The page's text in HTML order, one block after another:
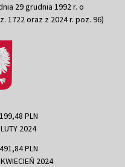
29 grudnia 1992 r. o
1722 oraz z 2024 r. poz. 96)
PLN
2024
PLN
2024